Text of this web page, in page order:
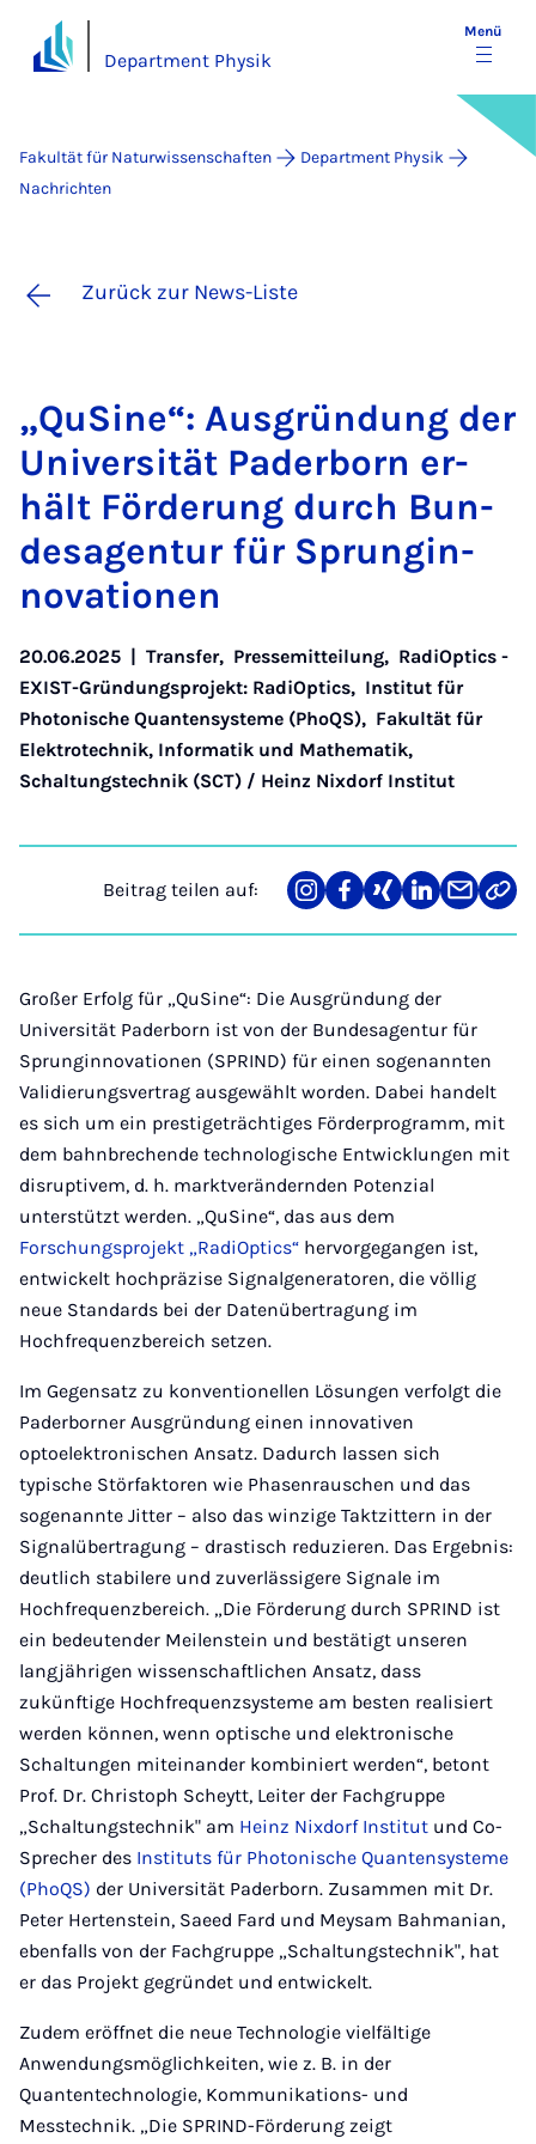
Department Physik
Menü
Fakultät für Naturwissenschaften
Department Physik
Nachrichten
Zurück zur News-Liste
„QuSi­ne“: Aus­grün­dung der
Uni­ver­si­tät Pa­der­born er­
hält För­de­rung durch Bun­
de­s­agen­tur für Sprun­gin­
no­va­ti­o­nen
20.06.2025 | Transfer, Pressemitteilung, RadiOptics -
EXIST-Gründungsprojekt: RadiOptics, Institut für
Photonische Quantensysteme (PhoQS), Fakultät für
Elektrotechnik, Informatik und Mathematik,
Schaltungstechnik (SCT) / Heinz Nixdorf Institut
Beitrag teilen auf:
Teilen
auf
Teilen
auf
Teilen
auf
Teilen
auf
Teilen
über
Link
Großer Erfolg für „QuSine“: Die Ausgründung der
Universität Paderborn ist von der Bundesagentur für
Sprunginnovationen (SPRIND) für einen sogenannten
Validierungsvertrag ausgewählt worden. Dabei handelt
es sich um ein prestigeträchtiges Förderprogramm, mit
dem bahnbrechende technologische Entwicklungen mit
disruptivem, d. h. marktverändernden Potenzial
unterstützt werden. „QuSine“, das aus dem
Forschungsprojekt „RadiOptics“ hervorgegangen ist,
entwickelt hochpräzise Signalgeneratoren, die völlig
neue Standards bei der Datenübertragung im
Hochfrequenzbereich setzen.
Im Gegensatz zu konventionellen Lösungen verfolgt die
Paderborner Ausgründung einen innovativen
optoelektronischen Ansatz. Dadurch lassen sich
typische Störfaktoren wie Phasenrauschen und das
sogenannte Jitter – also das winzige Taktzittern in der
Signalübertragung – drastisch reduzieren. Das Ergebnis:
deutlich stabilere und zuverlässigere Signale im
Hochfrequenzbereich. „Die Förderung durch SPRIND ist
ein bedeutender Meilenstein und bestätigt unseren
langjährigen wissenschaftlichen Ansatz, dass
zukünftige Hochfrequenzsysteme am besten realisiert
werden können, wenn optische und elektronische
Schaltungen miteinander kombiniert werden“, betont
Prof. Dr. Christoph Scheytt, Leiter der Fachgruppe
„Schaltungstechnik" am Heinz Nixdorf Institut und Co-
Sprecher des Instituts für Photonische Quantensysteme
(PhoQS) der Universität Paderborn. Zusammen mit Dr.
Peter Hertenstein, Saeed Fard und Meysam Bahmanian,
ebenfalls von der Fachgruppe „Schaltungstechnik", hat
er das Projekt gegründet und entwickelt.
Zudem eröffnet die neue Technologie vielfältige
Anwendungsmöglichkeiten, wie z. B. in der
Quantentechnologie, Kommunikations- und
Messtechnik. „Die SPRIND-Förderung zeigt